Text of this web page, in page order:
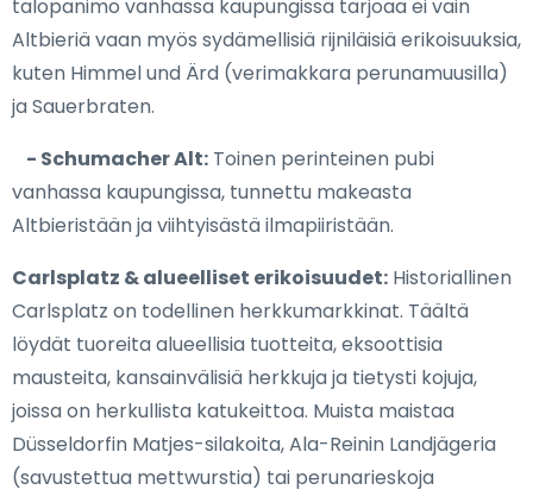
talopanimo vanhassa kaupungissa tarjoaa ei vain
Altbieriä vaan myös sydämellisiä rijniläisiä erikoisuuksia,
kuten Himmel und Ärd (verimakkara perunamuusilla)
ja Sauerbraten.
- Schumacher Alt: Toinen perinteinen pubi
vanhassa kaupungissa, tunnettu makeasta
Altbieristään ja viihtyisästä ilmapiiristään.
Carlsplatz & alueelliset erikoisuudet: Historiallinen
Carlsplatz on todellinen herkkumarkkinat. Täältä
löydät tuoreita alueellisia tuotteita, eksoottisia
mausteita, kansainvälisiä herkkuja ja tietysti kojuja,
joissa on herkullista katukeittoa. Muista maistaa
Düsseldorfin Matjes-silakoita, Ala-Reinin Landjägeria
(savustettua mettwurstia) tai perunarieskoja